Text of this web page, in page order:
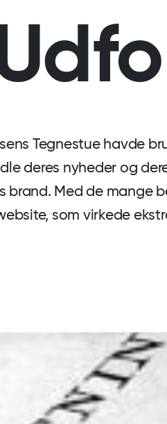
Tegnestue havde
deres nyheder og
brand. Med de mange
som virkede